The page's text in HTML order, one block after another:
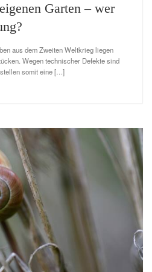
Garten – wer
aus dem Zweiten Weltkrieg liegen
Wegen technischer Defekte sind
somit eine […]